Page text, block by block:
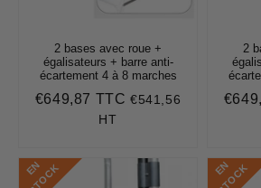
2 bases avec roue +
égalisateurs + barre anti-
écartement 4 à 8 marches
Prix
€649,87 TTC €649,87
€541,56
HT
2
Prix
E
N
S
T
O
C
K E
N
S
T
O
C
K